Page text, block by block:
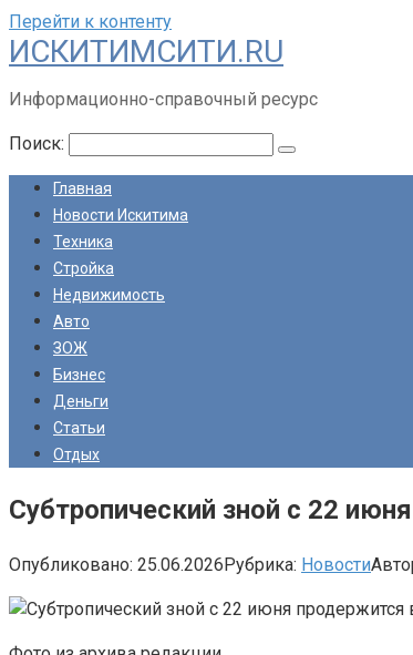
Перейти к контенту
ИСКИТИМСИТИ.RU
Информационно-справочный ресурс
Поиск:
Главная
Новости Искитима
Техника
Стройка
Недвижимость
Авто
ЗОЖ
Бизнес
Деньги
Статьи
Отдых
Субтропический зной с 22
Опубликовано: 25.06.2026Рубрика: Новости